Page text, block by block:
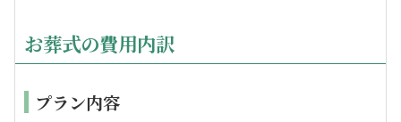
お葬式の費用内訳
プラン内容